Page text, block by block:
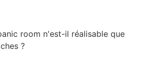
room n'est-il réalisable que
?